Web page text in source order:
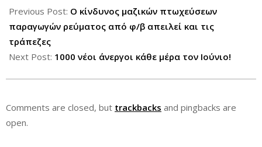
07-
17
Previous Post: Ο κίνδυνος μαζικών πτωχεύσεων
παραγωγών ρεύματος από φ/β απειλεί και τις
τράπεζες
Next Post: 1000 νέοι άνεργοι κάθε μέρα τον Ιούνιο!
Comments are closed, but trackbacks and pingbacks are
open.